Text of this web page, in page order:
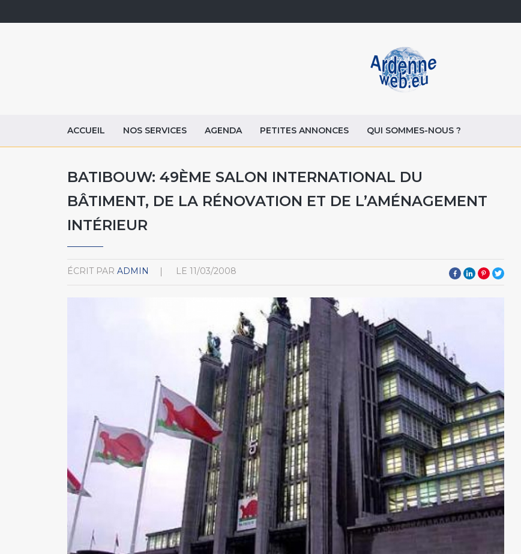
ACCUEIL NOS SERVICES AGENDA PETITES ANNONCES QUI SOMMES-NOUS ?
BATIBOUW: 49ÈME SALON INTERNATIONAL DU
BÂTIMENT, DE LA RÉNOVATION ET DE L’AMÉNAGEMENT
INTÉRIEUR
ÉCRIT PAR ADMIN LE 11/03/2008